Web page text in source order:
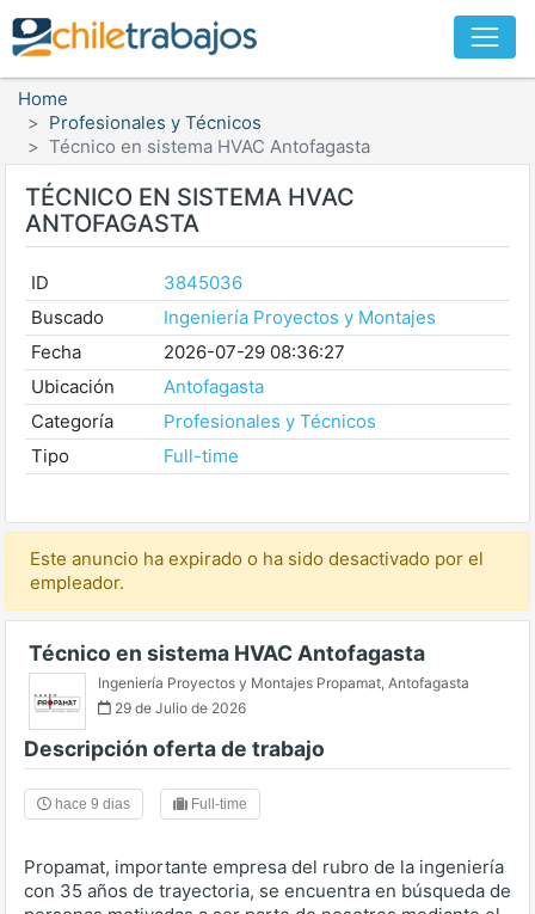
Home
Profesionales y Técnicos
Técnico en sistema HVAC Antofagasta
TÉCNICO EN SISTEMA HVAC
ANTOFAGASTA
ID
3845036
Buscado
Ingeniería Proyectos y Montajes
Fecha
2026-07-29 08:36:27
Ubicación
Antofagasta
Categoría
Profesionales y Técnicos
Tipo
Full-time
Este anuncio ha expirado o ha sido desactivado por el
empleador.
Técnico en sistema HVAC Antofagasta
Ingeniería Proyectos y Montajes Propamat, Antofagasta
29 de Julio de 2026
Descripción oferta de trabajo
hace 9 dias Full-time
Propamat, importante empresa del rubro de la ingeniería
con 35 años de trayectoria, se encuentra en búsqueda de